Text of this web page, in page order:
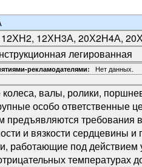
12ХН3А, 20Х2Н4А,
легированная
рекламодателями: Нет данных.
колеса, валы, ролики,
особо ответственные
предъявляются требования
и вязкости сердцевины и
работающие под действием
температурах